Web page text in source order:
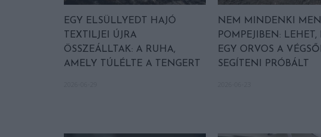
EGY ELSÜLLYEDT HAJÓ
TEXTILJEI ÚJRA
ÖSSZEÁLLTAK: A RUHA,
AMELY TÚLÉLTE A TENGERT
NEM MINDENKI
POMPEJIBEN: LEHET,
EGY ORVOS A
SEGÍTENI PRÓBÁLT